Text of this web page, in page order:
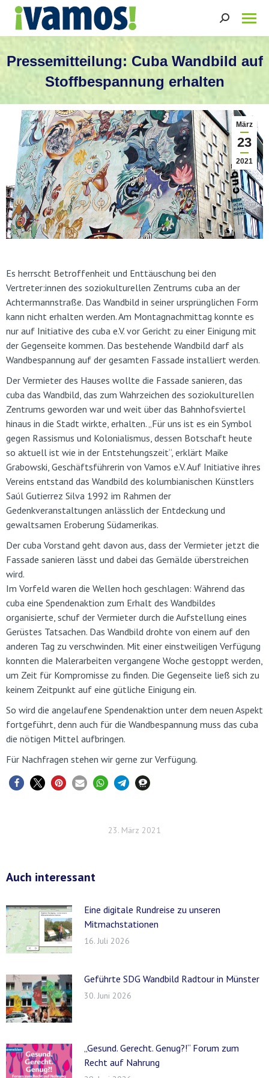
Search:
Pressemitteilung: Cuba Wandbild auf
Stoffbespannung erhalten
Sie befinden sich hier:
März
23
2021
Es herrscht Betroffenheit und Enttäuschung bei den
Vertreter:innen des soziokulturellen Zentrums cuba an der
Achtermannstraße. Das Wandbild in seiner ursprünglichen Form
kann nicht erhalten werden. Am Montagnachmittag konnte es
nur auf Initiative des cuba e.V. vor Gericht zu einer Einigung mit
der Gegenseite kommen. Das bestehende Wandbild darf als
Wandbespannung auf der gesamten Fassade installiert werden.
Der Vermieter des Hauses wollte die Fassade sanieren, das
cuba das Wandbild, das zum Wahrzeichen des soziokulturellen
Zentrums geworden war und weit über das Bahnhofsviertel
hinaus in die Stadt wirkte, erhalten. „Für uns ist es ein Symbol
gegen Rassismus und Kolonialismus, dessen Botschaft heute
so aktuell ist wie in der Entstehungszeit“, erklärt Maike
Grabowski, Geschäftsführerin von Vamos e.V. Auf Initiative ihres
Vereins entstand das Wandbild des kolumbianischen Künstlers
Saúl Gutierrez Silva 1992 im Rahmen der
Gedenkveranstaltungen anlässlich der Entdeckung und
gewaltsamen Eroberung Südamerikas.
Der cuba Vorstand geht davon aus, dass der Vermieter jetzt die
Fassade sanieren lässt und dabei das Gemälde überstreichen
wird.
Im Vorfeld waren die Wellen hoch geschlagen: Während das
cuba eine Spendenaktion zum Erhalt des Wandbildes
organisierte, schuf der Vermieter durch die Aufstellung eines
Gerüstes Tatsachen. Das Wandbild drohte von einem auf den
anderen Tag zu verschwinden. Mit einer einstweiligen Verfügung
konnten die Malerarbeiten vergangene Woche gestoppt werden,
um Zeit für Kompromisse zu finden. Die Gegenseite ließ sich zu
keinem Zeitpunkt auf eine gütliche Einigung ein.
So wird die angelaufene Spendenaktion unter dem neuen Aspekt
fortgeführt, denn auch für die Wandbespannung muss das cuba
die nötigen Mittel aufbringen.
Für Nachfragen stehen wir gerne zur Verfügung.
23. März 2021
Auch interessant
Eine digitale Rundreise zu unseren
Mitmachstationen
16. Juli 2026
Geführte SDG Wandbild Radtour in Münster
30. Juni 2026
„Gesund. Gerecht. Genug?!“ Forum zum
Recht auf Nahrung